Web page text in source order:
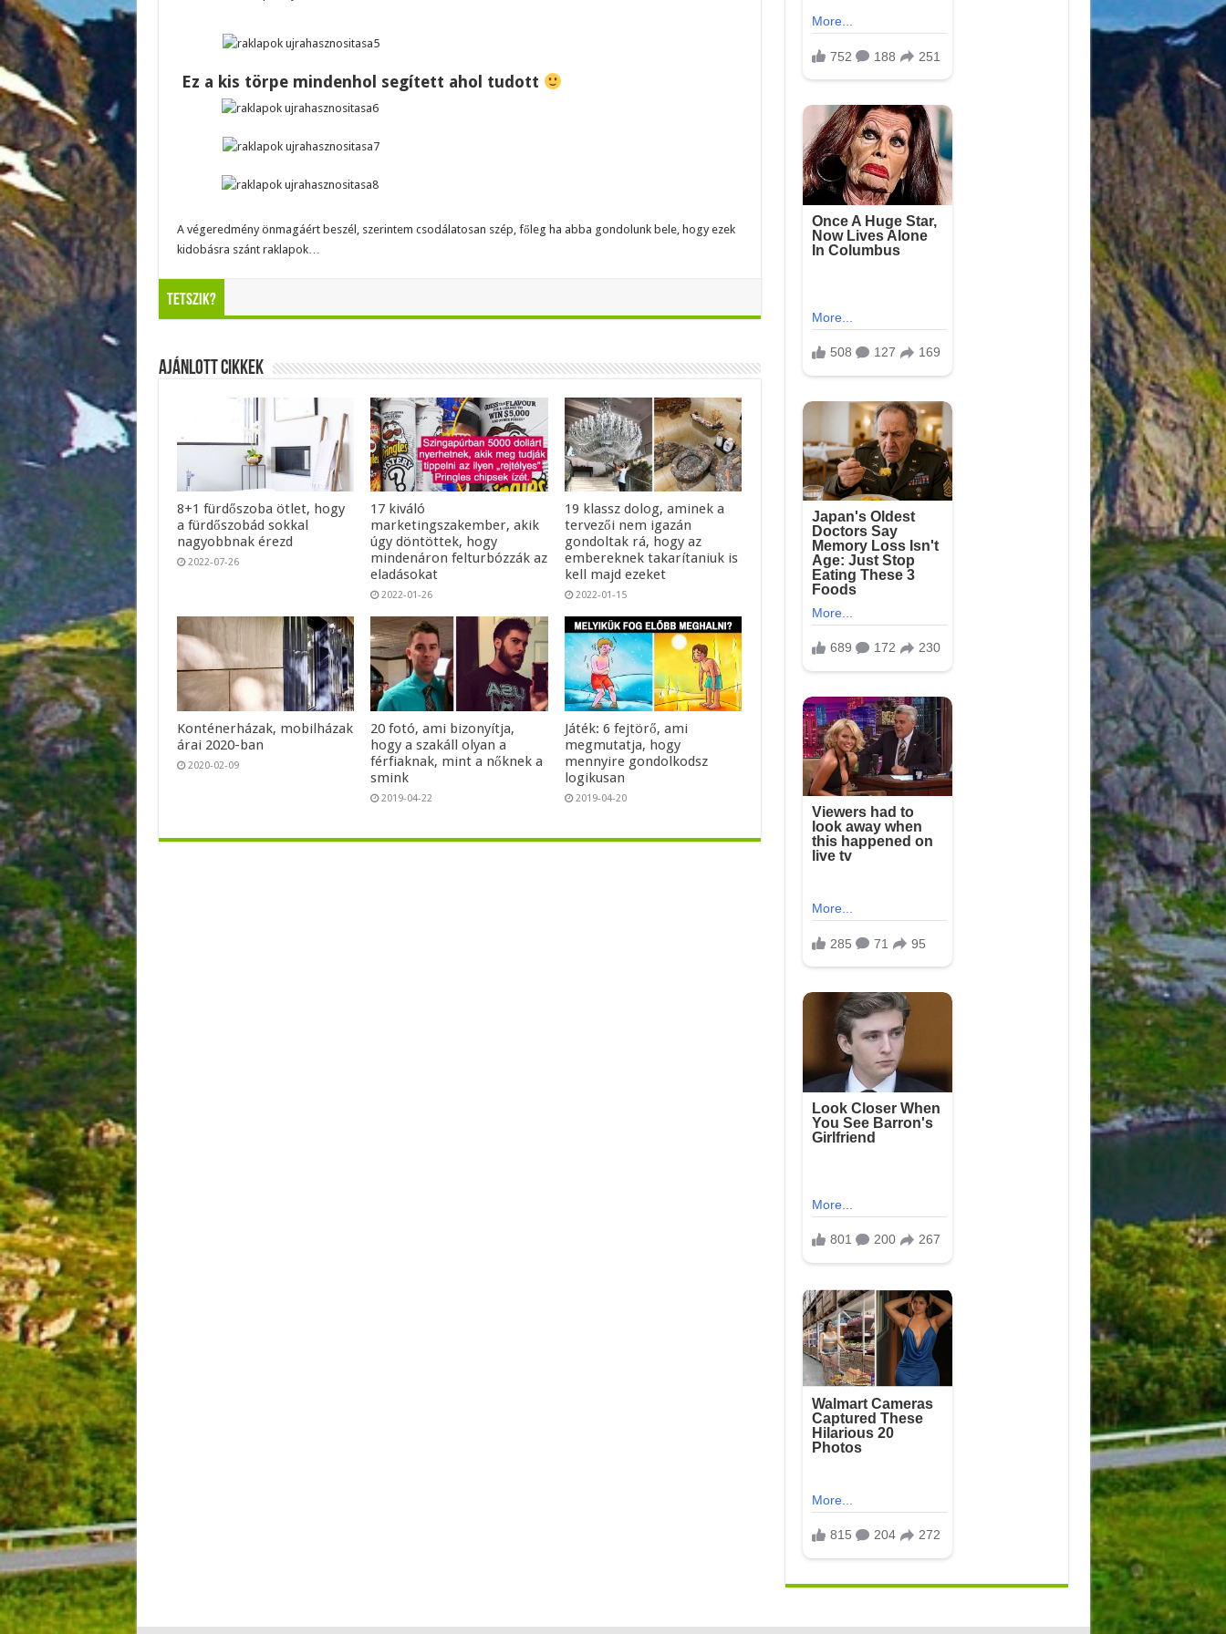
Ez a kis törpe mindenhol segített ahol tudott
A végeredmény önmagáért beszél, szerintem csodálatosan szép, főleg ha abba gondolunk bele, hogy ezek
kidobásra szánt raklapok…
Tetszik?
Ajánlott Cikkek
8+1 fürdőszoba ötlet, hogy
a fürdőszobád sokkal
nagyobbnak érezd
2022-07-26
17 kiváló
marketingszakember, akik
úgy döntöttek, hogy
mindenáron felturbózzák az
eladásokat
2022-01-26
19 klassz dolog, aminek a
tervezői nem igazán
gondoltak rá, hogy az
embereknek takarítaniuk is
kell majd ezeket
2022-01-15
Konténerházak, mobilházak
árai 2020-ban
2020-02-09
20 fotó, ami bizonyítja,
hogy a szakáll olyan a
férfiaknak, mint a nőknek a
smink
2019-04-22
Játék: 6 fejtörő, ami
megmutatja, hogy
mennyire gondolkodsz
logikusan
2019-04-20